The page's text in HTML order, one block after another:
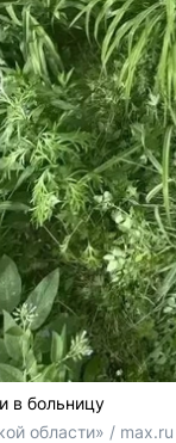
в больницу
области» / max.ru